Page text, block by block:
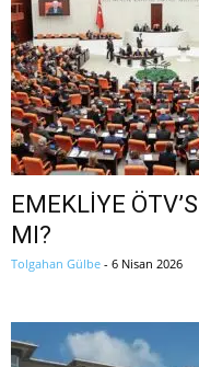
EMEKLİYE
MI?
Tolgahan Gülbe - 6 Nisan 2026